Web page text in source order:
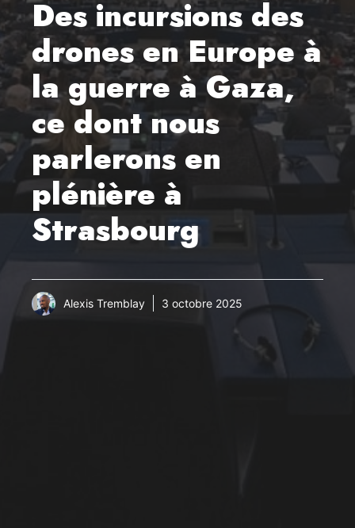
Des incursions des
drones en Europe à
la guerre à Gaza,
ce dont nous
parlerons en
plénière à
Strasbourg
Alexis Tremblay 3 octobre 2025